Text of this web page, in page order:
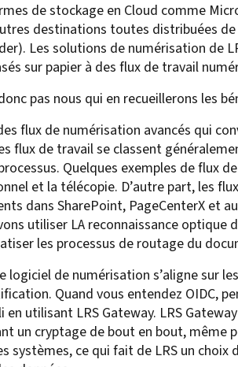
Xerox
XT
Mobile
de stockage en Cloud comme
destinations toutes distribuées
Les solutions de numérisation de
sur papier à des flux de travail
pas nous qui en recueillerons les
flux de numérisation avancés qui
flux de travail se classent
Quelques exemples de flux
et la télécopie. D’autre part, les
dans SharePoint, PageCenterX et
utiliser LA reconnaissance optique
les processus de routage du
de numérisation s’aligne sur
Quand vous entendez OIDC,
utilisant LRS Gateway. LRS
un cryptage de bout en bout, même
systèmes, ce qui fait de LRS un